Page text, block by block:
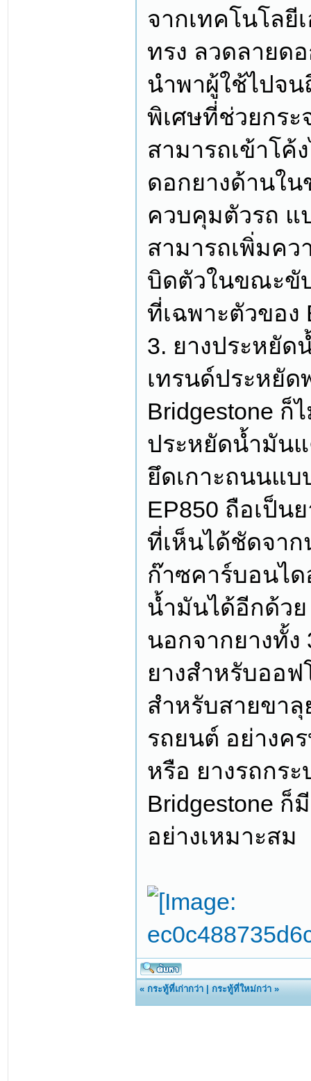
จากเทคโนโลยี
ทรง ลวดลายด
นำพาผู้ใช้ไปจ
พิเศษที่ช่วยกระ
สามารถเข้าโค้
ดอกยางด้านใ
ควบคุมตัวรถ แ
สามารถเพิ่มคว
บิดตัวในขณะขั
ที่เฉพาะตัวของ
3. ยางประหยัด
เทรนด์ประหยัด
Bridgestone
ประหยัดน้ำมัน
ยึดเกาะถนนแบ
EP850 ถือเป็น
ที่เห็นได้ชัดจา
ก๊าซคาร์บอนไ
น้ำมันได้อีกด้วย
นอกจากยางทั้ง
ยางสำหรับออ
สำหรับสายขาลุ
รถยนต์ อย่างค
หรือ ยางรถกร
Bridgestone ก็
อย่างเหมาะสม
«กระทู้ที่เก่ากว่า |กระทู้ที่ใหม่กว่า »